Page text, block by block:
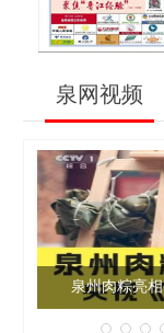
泉网视频
泉州肉粽亮